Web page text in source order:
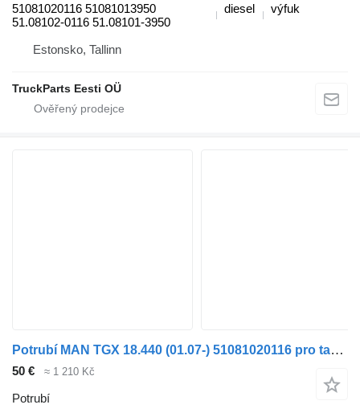
51081020116 51081013950
51.08102-0116 51.08101-3950
diesel výfuk
Estonsko, Tallinn
TruckParts Eesti OÜ
Potrubí MAN TGX 18.440 (01.07-) 51081020116 pro tahače MAN TGL, TGM, TGS, TGX (2005-2021)
50 € ≈ 1 210 Kč
Potrubí